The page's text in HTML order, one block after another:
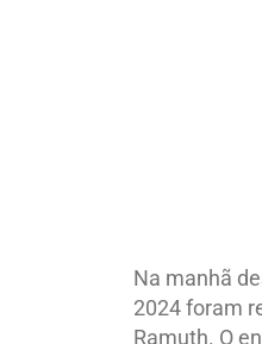
Na manhã
2024 foram
Ramuth. O